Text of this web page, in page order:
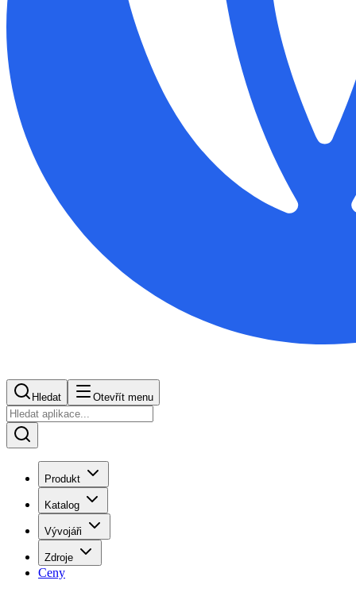
Hledat Otevřít menu
Produkt
Katalog
Vývojáři
Zdroje
Ceny